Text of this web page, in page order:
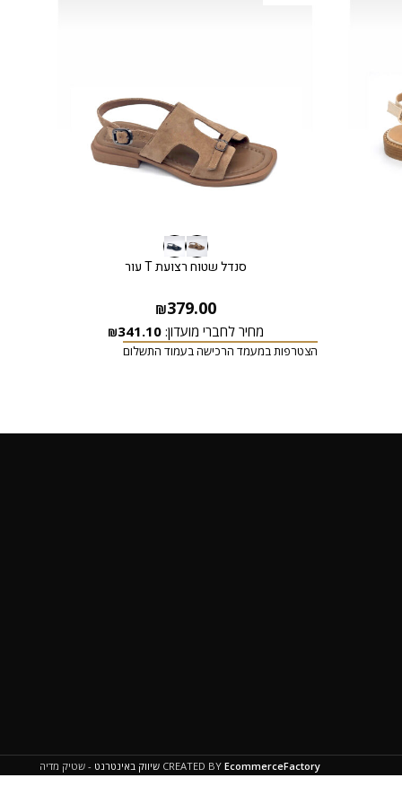
סנדל שטוח רצועת T עור
₪379.00
מחיר לחברי מועדון: ₪341.10
הצטרפות במעמד הרכישה בעמוד התשלום
CREATED BY EcommerceFactory שיווק באינטרנט - שטיק מדיה